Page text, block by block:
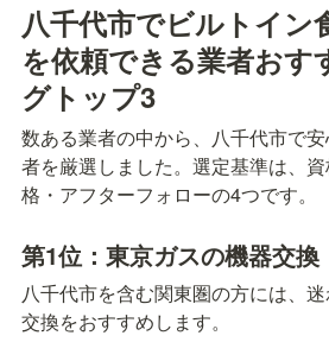
八千代市でビルトイン
を依頼できる業者おす
グトップ3
数ある業者の中から、八千代市で
者を厳選しました。選定基準は、
格・アフターフォローの4つです。
第1位：東京ガスの機器交換
八千代市を含む関東圏の方には、
交換をおすすめします。